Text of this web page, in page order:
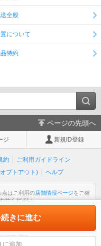
全般
について
特約
きに進む
に追加
ページの先頭へ
ジ 新規ID登録
約
ご利用ガイドライン
プトアウト) ヘルプ
点はご利用の店舗情報ページをご確
せください。
ださい。
Inc.